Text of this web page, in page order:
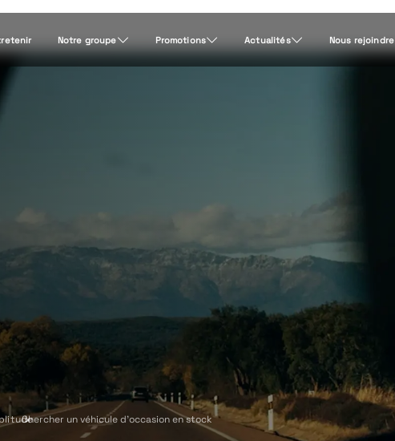
Notre groupe Promotions Actualités Nous rejoindre
›
Chercher un véhicule d'occasion en stock